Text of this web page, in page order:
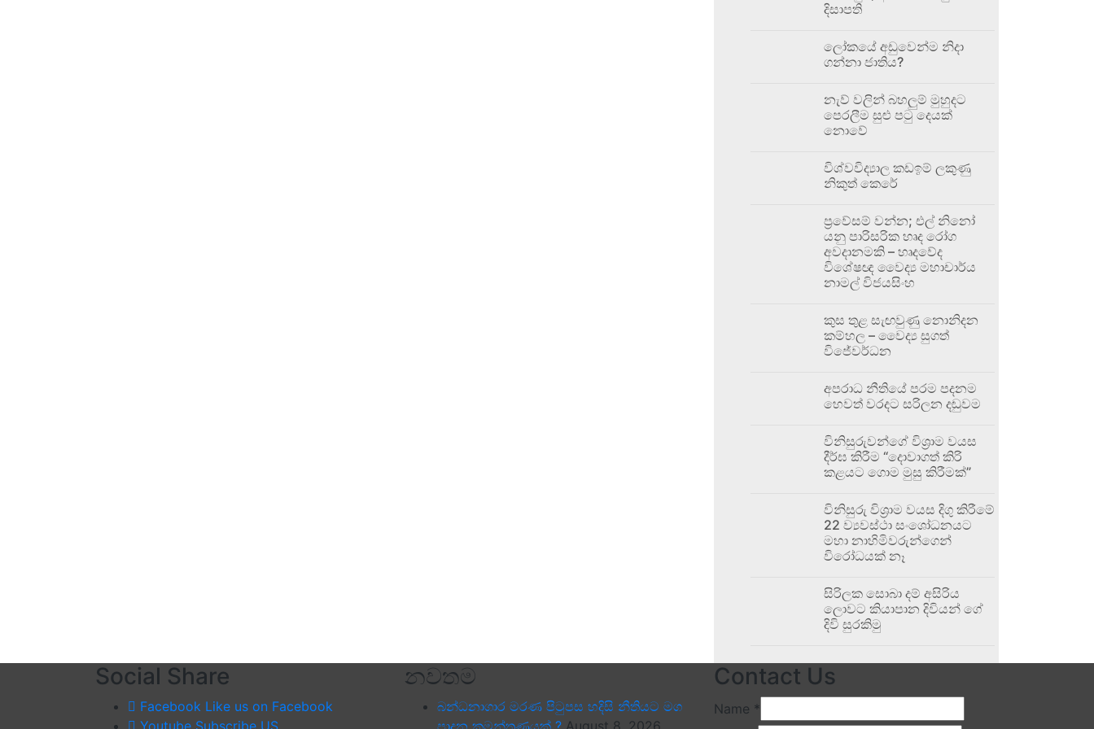
දිසාපති
ලෝකයේ අඩුවෙන්ම නිදා
ගන්නා ජාතිය?
නැව් වලින් බහලුම් මුහුදට
පෙරලීම සුළු පටු දෙයක්
නොවේ
විශ්වවිද්‍යාල කඩඉම් ලකුණු
නිකුත් කෙරේ
ප්‍රවේසම් වන්න; එල් නිනෝ
යනු පාරිසරික හෘද රෝග
අවදානමකි – හෘදවේද
විශේෂඥ වෛද්‍ය මහාචාර්ය
නාමල් විජයසිංහ
කුස තුළ සැඟවුණු නොනිදන
කම්හල – වෛද්‍ය සුගත්
විජේවර්ධන
අපරාධ නීතියේ පරම පදනම
හෙවත් වරදට සරිලන දඬුවම
විනිසුරුවන්ගේ විශ්‍රාම වයස
දීර්ඝ කිරීම “දොවාගත් කිරි
කළයට ගොම මුසු කිරීමක්”
විනිසුරු විශ්‍රාම වයස දිගු කිරීමේ
22 ව්‍යවස්ථා සංශෝධනයට
මහා නාහිමිවරුන්ගෙන්
විරෝධයක් නෑ
සිරිලක සොබා දම් අසිරිය
ලොවට කියාපාන දිවියන් ගේ
දිවි සුරකිමු
Social Share
Facebook Like us on Facebook
Youtube Subscribe US
නවතම
බන්ධනාගාර මරණ පිටුපස හදිසි නීතියට මග
පාදන කුමන්ත්‍රණයක් ? August 8, 2026
Contact Us
Name *